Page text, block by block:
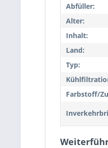
Abfüller:
Alter:
Inhalt:
Land:
Typ:
Farbstoff/